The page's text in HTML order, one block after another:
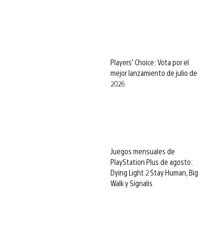
Players’ Choice: Vota por el
mejor lanzamiento de julio de
2026
Juegos mensuales de
PlayStation Plus de agosto:
Dying Light 2 Stay Human, Big
Walk y Signalis